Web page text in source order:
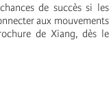
de succès si les
aux mouvements
de Xiang, dès le